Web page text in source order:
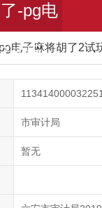
-pg电
试玩
电子麻将胡了2试
市审计局
暂无